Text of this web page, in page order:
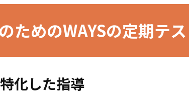
ためのWAYSの定期テ
特化した指導